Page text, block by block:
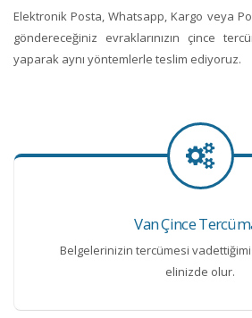
Elektronik Posta, Whatsapp, Kargo veya
göndereceğiniz evraklarınızın çince
yaparak aynı yöntemlerle teslim ediyoruz.
Van Çince
Belgelerinizin tercümesi
elinizde olur.